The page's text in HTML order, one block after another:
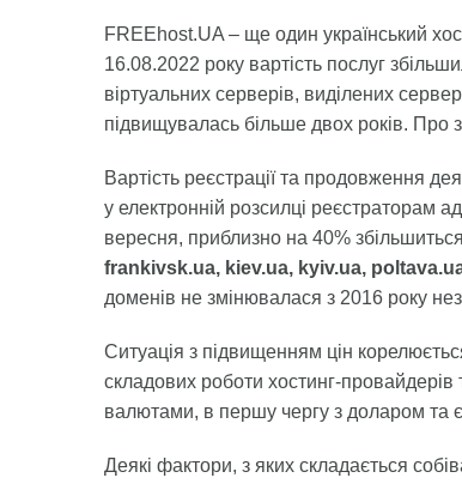
FREEhost.UA – ще один український
16.08.2022 року вартість послуг
віртуальних серверів, виділених
підвищувалась більше двох років. Про
Вартість реєстрації та продовження
у електронній розсилці реєстраторам
вересня, приблизно на 40%
frankivsk.ua, kiev.ua, kyiv.ua,
доменів не змінювалася з 2016 року
Ситуація з підвищенням цін
складових роботи хостинг-
валютами, в першу чергу з доларом та
Деякі фактори, з яких складається